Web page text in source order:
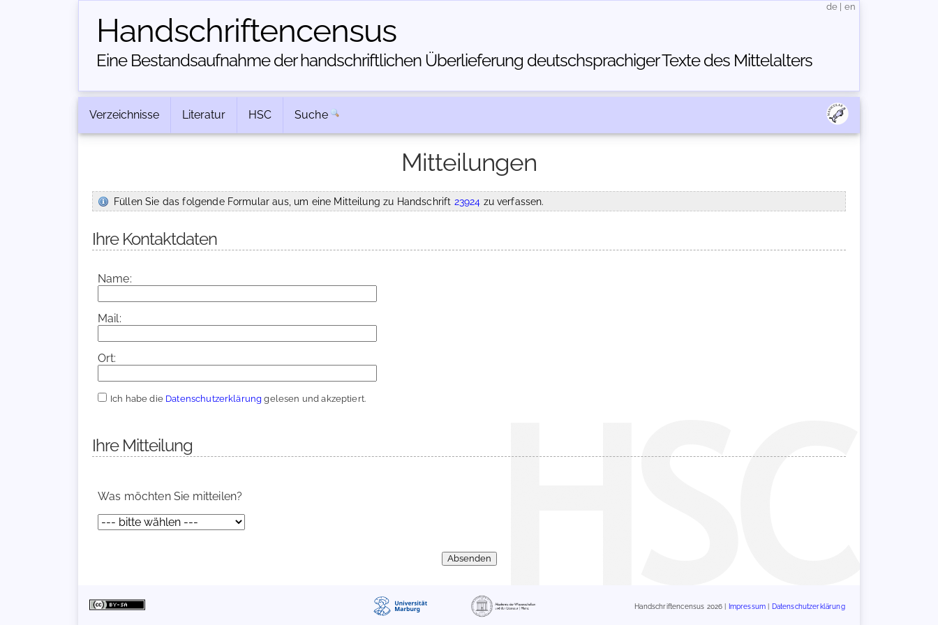
Handschriften­census
Eine Bestandsaufnahme der handschriftlichen Über­lieferung deutschsprachiger Texte des Mittelalters
de en
Verzeichnisse Literatur HSC Suche
Mitteilungen
Füllen Sie das folgende Formular aus, um eine Mitteilung zu Handschrift 23924 zu verfassen.
Ihre Kontaktdaten
Name:
Mail:
Ort:
Ich habe die Datenschutzerklärung gelesen und akzeptiert.
Ihre Mitteilung
Was möchten Sie mitteilen?
Handschriftencensus 2026 | Impressum Datenschutzerklärung